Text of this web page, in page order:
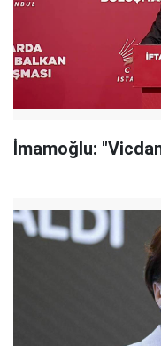
İmamoğlu: